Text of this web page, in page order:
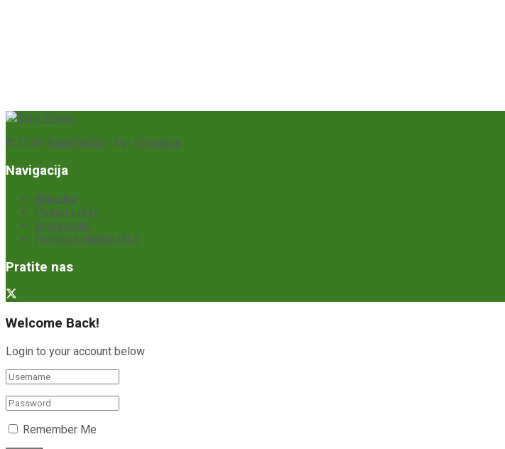
© 2026 TutinPRESS - by- IT-Impuls
Navigacija
Aktuelno
Pošalji vijest
Impressum
Politika kolačića (EU)
Pratite nas
Welcome Back!
Login to your account below
Remember Me